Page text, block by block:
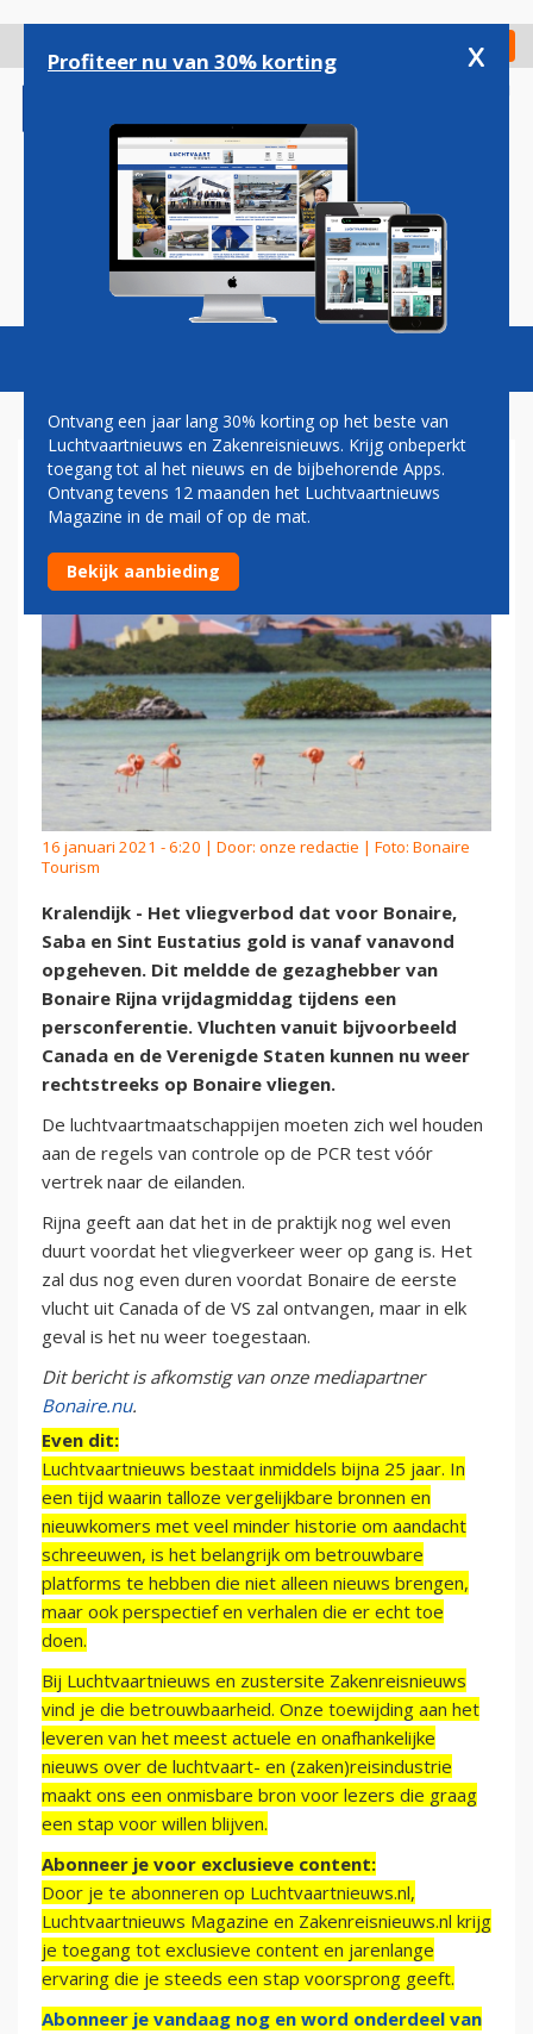
gaan
Check in
Magazine Podcasts Vacatures
VLIEGVERBOD BONAIRE
OPGEHEVEN
16 januari 2021 - 6:20 | Door: onze redactie | Foto: Bonaire
Tourism
Kralendijk - Het vliegverbod dat voor Bonaire,
Saba en Sint Eustatius gold is vanaf vanavond
opgeheven. Dit meldde de gezaghebber van
Bonaire Rijna vrijdagmiddag tijdens een
persconferentie. Vluchten vanuit bijvoorbeeld
Canada en de Verenigde Staten kunnen nu weer
rechtstreeks op Bonaire vliegen.
De luchtvaartmaatschappijen moeten zich wel houden
aan de regels van controle op de PCR test vóór
vertrek naar de eilanden.
Rijna geeft aan dat het in de praktijk nog wel even
duurt voordat het vliegverkeer weer op gang is. Het
zal dus nog even duren voordat Bonaire de eerste
vlucht uit Canada of de VS zal ontvangen, maar in elk
geval is het nu weer toegestaan.
Dit bericht is afkomstig van onze mediapartner
Bonaire.nu.
Even dit:
Luchtvaartnieuws bestaat inmiddels bijna 25 jaar. In
een tijd waarin talloze vergelijkbare bronnen en
nieuwkomers met veel minder historie om aandacht
schreeuwen, is het belangrijk om betrouwbare
platforms te hebben die niet alleen nieuws brengen,
maar ook perspectief en verhalen die er echt toe
doen.
Bij Luchtvaartnieuws en zustersite Zakenreisnieuws
vind je die betrouwbaarheid. Onze toewijding aan het
leveren van het meest actuele en onafhankelijke
nieuws over de luchtvaart- en (zaken)reisindustrie
maakt ons een onmisbare bron voor lezers die graag
een stap voor willen blijven.
Abonneer je voor exclusieve content:
Door je te abonneren op Luchtvaartnieuws.nl,
Luchtvaartnieuws Magazine en Zakenreisnieuws.nl krijg
je toegang tot exclusieve content en jarenlange
ervaring die je steeds een stap voorsprong geeft.
Abonneer je vandaag nog en word onderdeel van
Profiteer nu van 30% korting x
Ontvang een jaar lang 30% korting op het beste van
Luchtvaartnieuws en Zakenreisnieuws. Krijg onbeperkt
toegang tot al het nieuws en de bijbehorende Apps.
Ontvang tevens 12 maanden het Luchtvaartnieuws
Magazine in de mail of op de mat.
Bekijk aanbieding